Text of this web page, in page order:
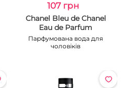
107 грн
Chanel Bleu de Chanel
Eau de Parfum
Парфумована вода для
чоловіків